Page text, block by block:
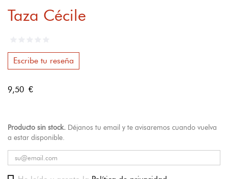
Taza Cécile
Escribe tu reseña
9,50 €
Producto sin stock. Déjanos tu email y te avisaremos cuando vuelva
a estar disponible.